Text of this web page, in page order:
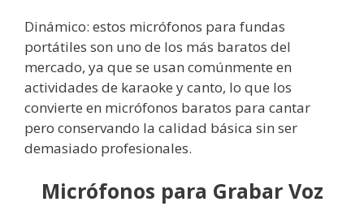
Dinámico: estos micrófonos para fundas
portátiles son uno de los más baratos del
mercado, ya que se usan comúnmente en
actividades de karaoke y canto, lo que los
convierte en micrófonos baratos para cantar
pero conservando la calidad básica sin ser
demasiado profesionales.
Micrófonos para Grabar Voz